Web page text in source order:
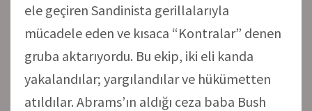
ele geçiren Sandinista gerillalarıyla
mücadele eden ve kısaca “Kontralar” denen
gruba aktarıyordu. Bu ekip, iki eli kanda
yakalandılar; yargılandılar ve hükümetten
atıldılar. Abrams’ın aldığı ceza baba Bush